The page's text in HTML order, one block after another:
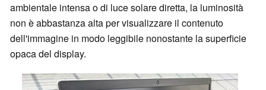
ambientale intensa o di luce solare diretta, la luminosità
non è abbastanza alta per visualizzare il contenuto
dell'immagine in modo leggibile nonostante la superficie
opaca del display.